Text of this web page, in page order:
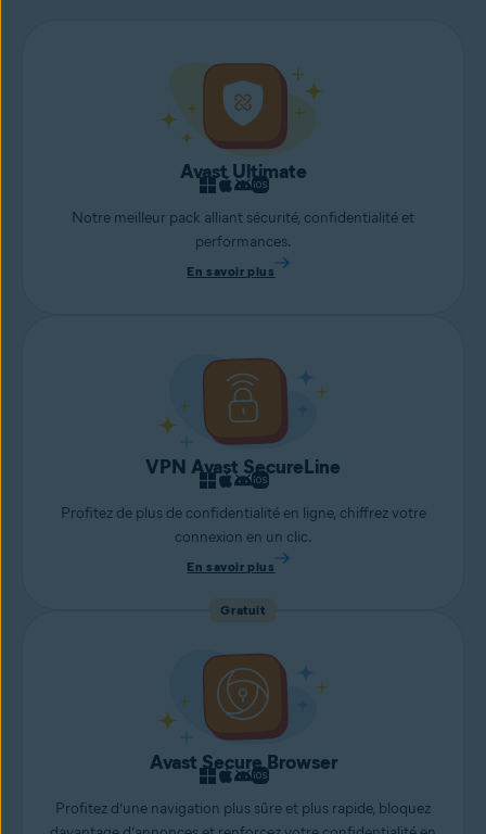
Avast Ultimate
Notre meilleur pack alliant sécurité, confidentialité et
performances.
En savoir plus
VPN Avast SecureLine
Profitez de plus de confidentialité en ligne, chiffrez votre
connexion en un clic.
En savoir plus
Gratuit
Avast Secure Browser
Profitez d’une navigation plus sûre et plus rapide, bloquez